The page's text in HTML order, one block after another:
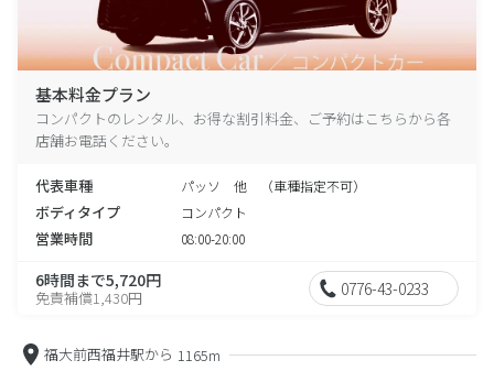
基本料金プラン
コンパクトのレンタル、お得な割引料金、ご予約はこちらから各
店舗お電話ください。
代表車種 パッソ 他 （車種指定不可）
ボディタイプ コンパクト
営業時間 08:00-20:00
6時間まで5,720円
免責補償1,430円 0776-43-0233
福大前西福井駅から 1165m